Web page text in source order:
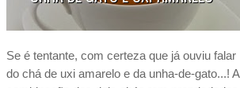
Se é tentante, com certeza que já ouviu falar
do chá de uxi amarelo e da unha-de-gato...! A